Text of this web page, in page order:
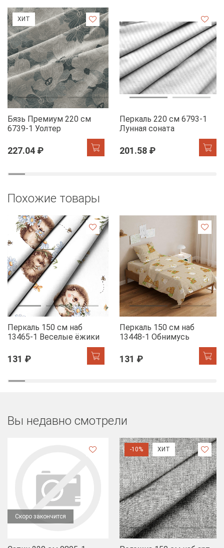
ХИТ
Бязь Премиум 220 см
6739-1 Уолтер
227.04 ₽
Перкаль 220 см 6793-1
Лунная соната
201.58 ₽
Похожие товары
Перкаль 150 см наб
13465-1 Веселые ёжики
131 ₽
Перкаль 150 см наб
13448-1 Обнимусь
131 ₽
Вы недавно смотрели
Скоро закончится
-10% ХИТ